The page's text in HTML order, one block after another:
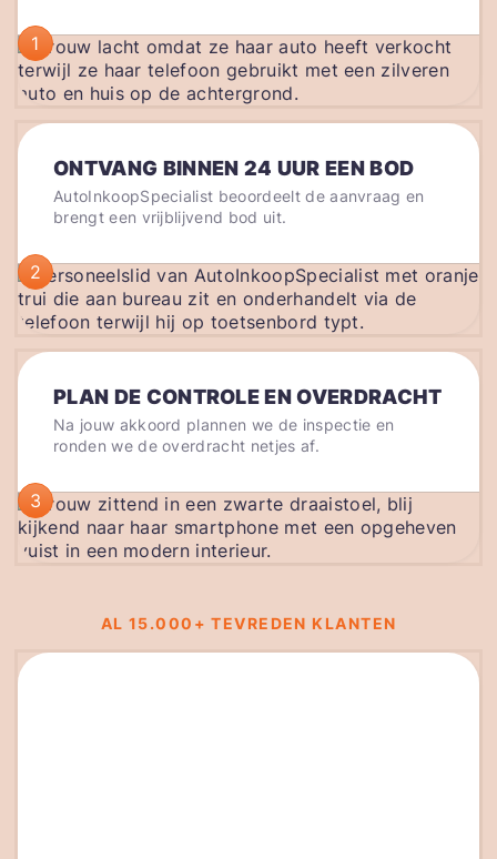
1
ONTVANG BINNEN 24 UUR EEN BOD
AutoInkoopSpecialist beoordeelt de aanvraag en
brengt een vrijblijvend bod uit.
2
PLAN DE CONTROLE EN OVERDRACHT
Na jouw akkoord plannen we de inspectie en
ronden we de overdracht netjes af.
3
AL 15.000+ TEVREDEN KLANTEN